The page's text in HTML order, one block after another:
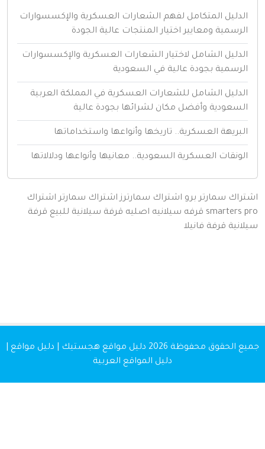
المتكامل لفهم الشعارات العسكرية والإكسسوارات
ومعايير اختيار المنتجات عالية الجودة
الشامل لاختيار الشعارات العسكرية والإكسسوارات
بجودة عالية في السعودية
الشامل للشعارات العسكرية في المملكة العربية
وأفضل مكان لشرائها بجودة عالية
العسكرية.. تاريخها وأنواعها واستخداماتها
العسكرية السعودية.. معانيها وأنواعها ودلالاتها
سمارتر برو اشتراك سمارترز اشتراك سمارتر اشتراك
smarters قرفه سيلانيه اصليه قرفة سيلانية للبيعقرفة
قرفة فانيلا
الحقوق محفوظة 2026
دليل مواقع هجستيك | دليل مواقع |
دليل المواقع العربية